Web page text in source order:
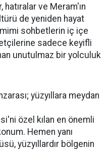
ve Meram'ın
de yeniden hayat
sohbetlerin iç içe
sadece keyifli
unutulmaz bir yolculuk
yüzyıllara meydan
özel kılan en önemli
Hemen yanı
yüzyıllardır bölgenin